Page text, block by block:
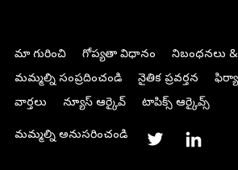
మా గురించి గోప్యతా విధానం
నిబంధనలు
మమ్మల్ని సంప్రదించండి
నైతిక ప్రవర్తన
వార్తలు
న్యూస్ ఆర్కైవ్ టాపిక్స్ ఆర్కైవ్స్
మమ్మల్ని అనుసరించండి